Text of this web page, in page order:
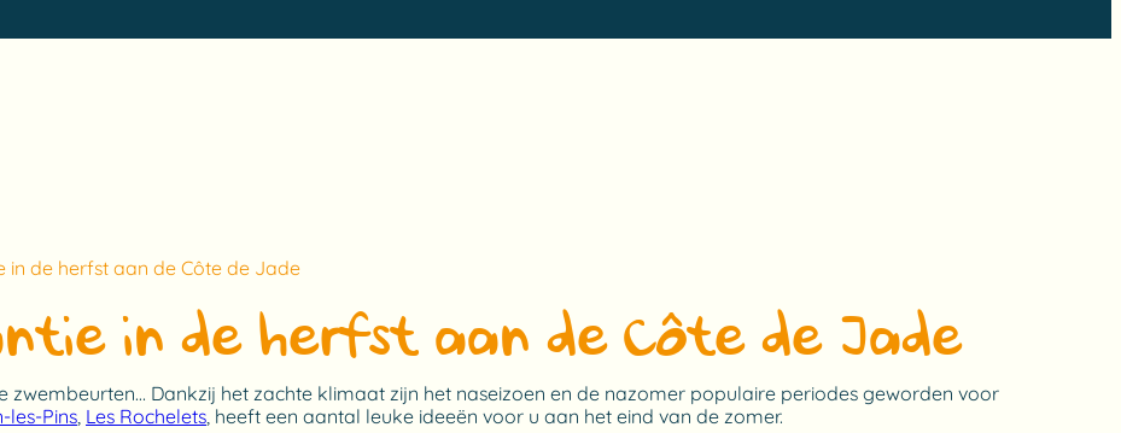
in de herfst aan de Côte de Jade
in de herfst aan de Côte de Jade
zwembeurten… Dankzij het zachte klimaat zijn het naseizoen en de nazomer populaire periodes geworden voor
les-Pins Les Rochelets , heeft een aantal leuke ideeën voor u aan het eind van de zomer.